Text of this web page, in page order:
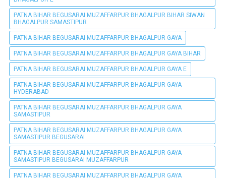
PATNA BIHAR BEGUSARAI MUZAFFARPUR BHAGALPUR BIHAR SIWAN
BHAGALPUR SAMASTIPUR
PATNA BIHAR BEGUSARAI MUZAFFARPUR BHAGALPUR GAYA
PATNA BIHAR BEGUSARAI MUZAFFARPUR BHAGALPUR GAYA BIHAR
PATNA BIHAR BEGUSARAI MUZAFFARPUR BHAGALPUR GAYA E
PATNA BIHAR BEGUSARAI MUZAFFARPUR BHAGALPUR GAYA
HYDERABAD
PATNA BIHAR BEGUSARAI MUZAFFARPUR BHAGALPUR GAYA
SAMASTIPUR
PATNA BIHAR BEGUSARAI MUZAFFARPUR BHAGALPUR GAYA
SAMASTIPUR BEGUSARAI
PATNA BIHAR BEGUSARAI MUZAFFARPUR BHAGALPUR GAYA
SAMASTIPUR BEGUSARAI MUZAFFARPUR
PATNA BIHAR BEGUSARAI MUZAFFARPUR BHAGALPUR GAYA